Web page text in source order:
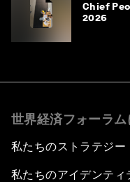
Chief
2026
世界経済フォーラム
私たちのストラテジー
私たちのアイデンティ